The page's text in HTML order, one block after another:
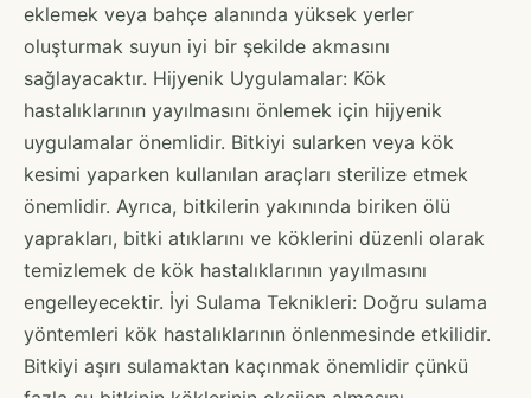
eklemek veya bahçe alanında yüksek yerler
oluşturmak suyun iyi bir şekilde akmasını
sağlayacaktır. Hijyenik Uygulamalar: Kök
hastalıklarının yayılmasını önlemek için hijyenik
uygulamalar önemlidir. Bitkiyi sularken veya kök
kesimi yaparken kullanılan araçları sterilize etmek
önemlidir. Ayrıca, bitkilerin yakınında biriken ölü
yaprakları, bitki atıklarını ve köklerini düzenli olarak
temizlemek de kök hastalıklarının yayılmasını
engelleyecektir. İyi Sulama Teknikleri: Doğru sulama
yöntemleri kök hastalıklarının önlenmesinde etkilidir.
Bitkiyi aşırı sulamaktan kaçınmak önemlidir çünkü